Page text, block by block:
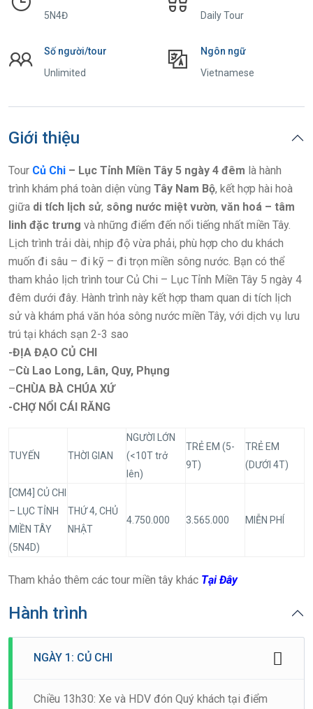
5N4Đ
Daily Tour
Số người/tour
Unlimited
Ngôn ngữ
Vietnamese
Giới thiệu
Tour Củ Chi – Lục Tỉnh Miền Tây 5 ngày 4 đêm là hành
trình khám phá toàn diện vùng Tây Nam Bộ, kết hợp hài hoà
giữa di tích lịch sử, sông nước miệt vườn, văn hoá – tâm
linh đặc trưng và những điểm đến nổi tiếng nhất miền Tây.
Lịch trình trải dài, nhịp độ vừa phải, phù hợp cho du khách
muốn đi sâu – đi kỹ – đi trọn miền sông nước. Bạn có thể
tham khảo lịch trình tour Củ Chi – Lục Tỉnh Miền Tây 5 ngày 4
đêm dưới đây. Hành trình này kết hợp tham quan di tích lịch
sử và khám phá văn hóa sông nước miền Tây, với dịch vụ lưu
trú tại khách sạn 2-3 sao
-ĐỊA ĐẠO CỦ CHI
–Cù Lao Long, Lân, Quy, Phụng
–CHÙA BÀ CHÚA XỨ
-CHỢ NỔI CÁI RĂNG
TUYẾN THỜI GIAN
NGƯỜI LỚN
(<10T trở
lên)
TRẺ EM (5-
9T)
TRẺ EM
(DƯỚI 4T)
[CM4] CỦ CHI
– LỤC TỈNH
MIỀN TÂY
(5N4D)
THỨ 4, CHỦ
NHẬT
4.750.000 3.565.000 MIỄN PHÍ
Tham khảo thêm các tour miền tây khác Tại Đây
Hành trình
NGÀY 1: CỦ CHI
Chiều 13h30: Xe và HDV đón Quý khách tại điểm